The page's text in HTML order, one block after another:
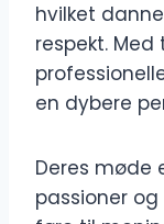
hvilket
respekt.
en dybere
Deres møde
passioner